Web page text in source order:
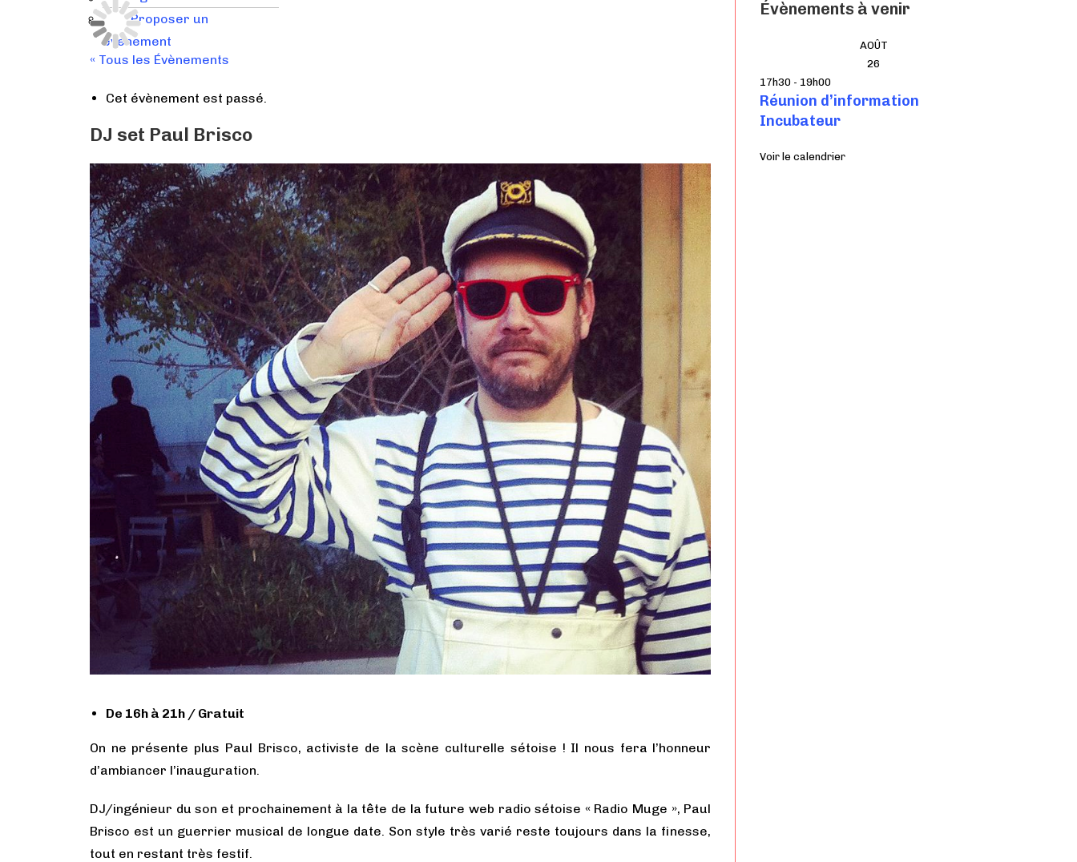
Visites apprenantes
de Services
Proposer un
événement
« Tous les Évènements
Cet évènement est passé.
DJ set Paul Brisco
De 16h à 21h / Gratuit
On ne présente plus Paul Brisco, activiste de la scène culturelle sétoise ! Il nous fera l’honneur
d’ambiancer l’inauguration.
DJ/ingénieur du son et prochainement à la tête de la future web radio sétoise « Radio Muge », Paul
Brisco est un guerrier musical de longue date. Son style très varié reste toujours dans la finesse,
tout en restant très festif.
Évènements à venir
AOÛT
26
17h30 - 19h00
Réunion d’information
Incubateur
Voir le calendrier